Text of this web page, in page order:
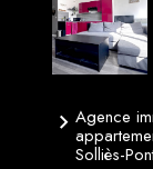
Agence
Solliès-